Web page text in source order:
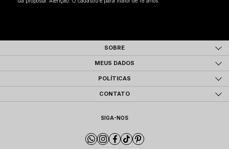
SOBRE
MEUS DADOS
POLÍTICAS
CONTATO
SIGA-NOS